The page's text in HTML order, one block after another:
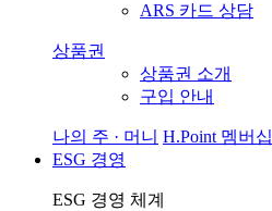
ARS 카드 상담
상품권
상품권 소개
구입 안내
나의 주 · 머니 H.Point 멤버십
ESG 경영
ESG 경영 체계